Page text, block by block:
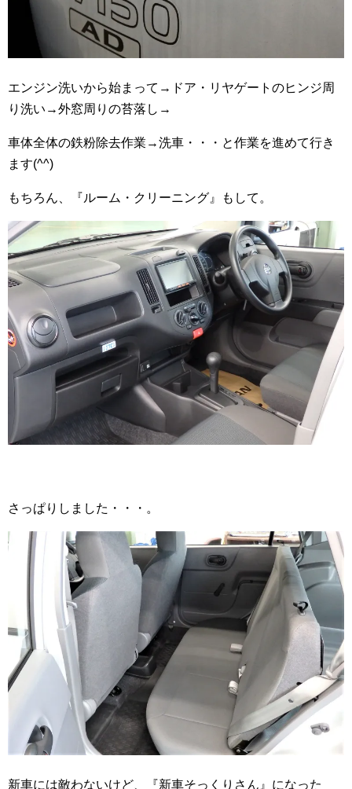
エンジン洗いから始まって→ドア・リヤゲートのヒンジ周
り洗い→外窓周りの苔落し→
車体全体の鉄粉除去作業→洗車・・・と作業を進めて行き
ます(^^)
もちろん、『ルーム・クリーニング』もして。
さっぱりしました・・・。
新車には敵わないけど、『新車そっくりさん』になった